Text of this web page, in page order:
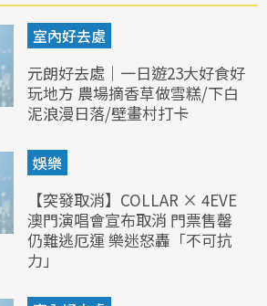
室內好去處
元朗好去處｜一日遊23大好食好
玩地方 農場摘香草做雪糕/下白
泥浪漫日落/壁畫村打卡
娛樂
【突發取消】COLLAR × 4EVE
澳門演唱會宣布取消 門票售罄
仍難逃厄運 樂迷怒轟「不可抗
力」